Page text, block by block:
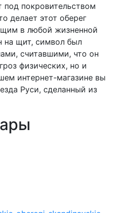
под покровительством
делает этот оберег
в любой жизненной
на щит, символ был
считавшими, что он
физических, но и
интернет-магазине вы
Руси, сделанный из